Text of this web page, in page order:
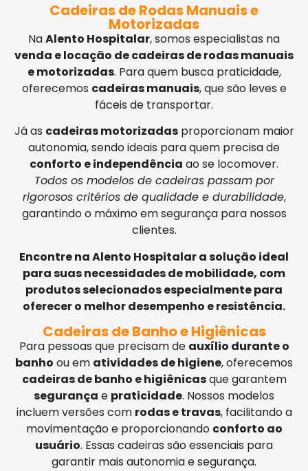
Cadeiras de Rodas Manuais e
Motorizadas
NaAlento Hospitalar, somos especialistas na
venda e locação de cadeiras de rodas manuais
e motorizadas. Para quem busca praticidade,
oferecemos cadeiras manuais, que são leves e
fáceis de transportar.
Já as cadeiras motorizadasproporcionam maior
autonomia, sendo ideais para quem precisa de
conforto e independência ao se locomover.
Todos os modelos de cadeiras passam por
rigorosos critérios de qualidade e durabilidade,
garantindo o máximo em segurança para nossos
clientes.
Encontre na Alento Hospitalar a solução ideal
para suas necessidades de mobilidade, com
produtos selecionados especialmente para
oferecer o melhor desempenho e resistência.
Cadeiras de Banho e Higiênicas
Para pessoas que precisam de auxílio durante o
banho ou em atividades de higiene, oferecemos
cadeiras de banho e higiênicasque garantem
segurança e praticidade. Nossos modelos
incluem versões com rodas e travas, facilitando a
movimentação e proporcionando conforto ao
usuário. Essas cadeiras são essenciais para
garantir mais autonomia e segurança.